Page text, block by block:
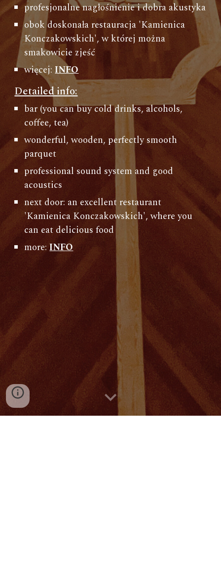
profesjonalne nagłośnienie i dobra akustyka
obok doskonała restauracja 'Kamienica
Konczakowskich', w której można
smakowicie zjeść
więcej:INFO
Detailed info:
bar (you can buy cold drinks, alcohols,
coffee, tea)
wonderful, wooden, perfectly smooth
parquet
professional sound system and good
acoustics
next door: an excellent restaurant
'Kamienica Konczakowskich', where you
can eat delicious food
more:INFO